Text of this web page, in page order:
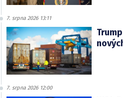
7. srpna 2026 13:11
7. srpna 2026 12:00